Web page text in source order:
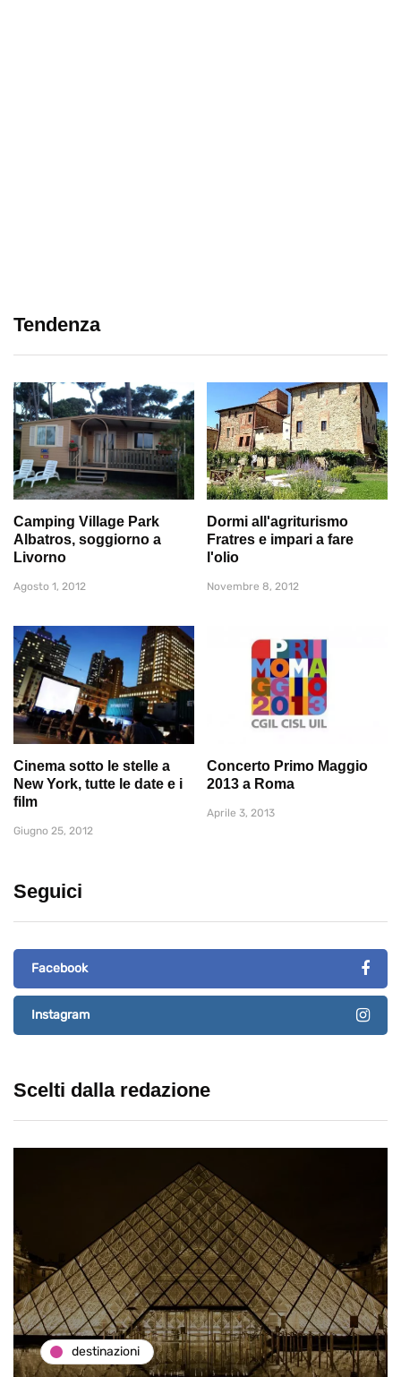
Tendenza
Camping Village Park
Albatros, soggiorno a
Livorno
Agosto 1, 2012
Dormi all'agriturismo
Fratres e impari a fare
l'olio
Novembre 8, 2012
Cinema sotto le stelle a
New York, tutte le date e i
film
Giugno 25, 2012
Concerto Primo Maggio
2013 a Roma
Aprile 3, 2013
Seguici
Facebook
Instagram
Scelti dalla redazione
destinazioni